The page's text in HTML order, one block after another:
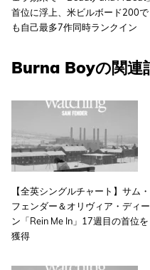
首位に浮上、米ビルボード200で
も自己最多7作同時ランクイン
Burna Boyの関連
【全英シングルチャート】サム・
フェンダー＆オリヴィア・ディー
ン「Rein Me In」17週目の首位を
獲得